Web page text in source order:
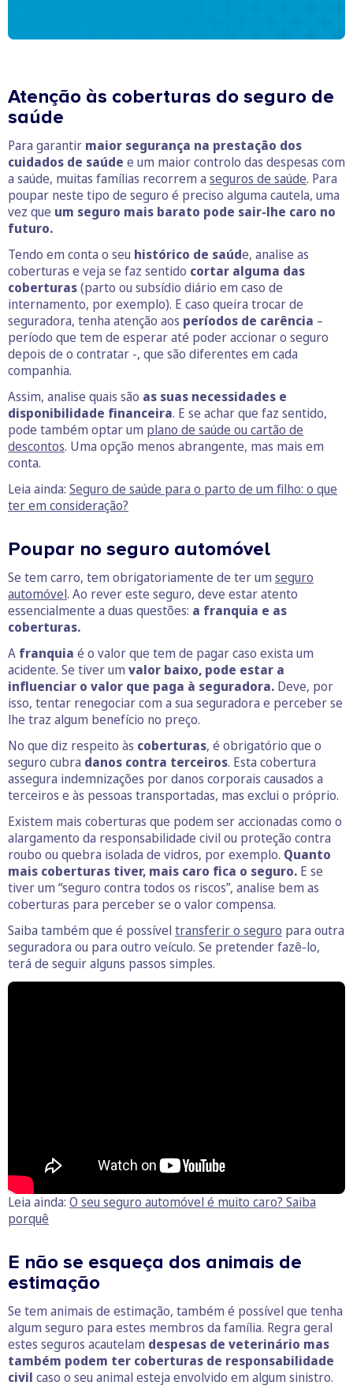
Atenção às coberturas do seguro de
saúde
Para garantir maior segurança na prestação dos
cuidados de saúde e um maior controlo das despesas com
a saúde, muitas famílias recorrem a seguros de saúde. Para
poupar neste tipo de seguro é preciso alguma cautela, uma
vez que um seguro mais barato pode sair-lhe caro no
futuro.
Tendo em conta o seu histórico de saúde, analise as
coberturas e veja se faz sentido cortar alguma das
coberturas(parto ou subsídio diário em caso de
internamento, por exemplo). E caso queira trocar de
seguradora, tenha atenção aos períodos de carência –
período que tem de esperar até poder accionar o seguro
depois de o contratar -, que são diferentes em cada
companhia.
Assim, analise quais são as suas necessidades e
disponibilidade financeira. E se achar que faz sentido,
pode também optar um plano de saúde ou cartão de
descontos. Uma opção menos abrangente, mas mais em
conta.
Leia ainda: Seguro de saúde para o parto de um filho: o que
ter em consideração?
Poupar no seguro automóvel
Se tem carro, tem obrigatoriamente de ter um seguro
automóvel. Ao rever este seguro, deve estar atento
essencialmente a duas questões: a franquia e as
coberturas.
A franquia é o valor que tem de pagar caso exista um
acidente. Se tiver um valor baixo, pode estar a
influenciar o valor que paga à seguradora. Deve, por
isso, tentar renegociar com a sua seguradora e perceber se
lhe traz algum benefício no preço.
No que diz respeito às coberturas, é obrigatório que o
seguro cubra danos contra terceiros. Esta cobertura
assegura indemnizações por danos corporais causados a
terceiros e às pessoas transportadas, mas exclui o próprio.
Existem mais coberturas que podem ser accionadas como o
alargamento da responsabilidade civil ou proteção contra
roubo ou quebra isolada de vidros, por exemplo. Quanto
mais coberturas tiver, mais caro fica o seguro. E se
tiver um “seguro contra todos os riscos”, analise bem as
coberturas para perceber se o valor compensa.
Saiba também que é possível transferir o seguro para outra
seguradora ou para outro veículo. Se pretender fazê-lo,
terá de seguir alguns passos simples.
Leia ainda: O seu seguro automóvel é muito caro? Saiba
porquê
E não se esqueça dos animais de
estimação
Se tem animais de estimação, também é possível que tenha
algum seguro para estes membros da família. Regra geral
estes seguros acautelam despesas de veterinário mas
também podem ter coberturas de responsabilidade
civil caso o seu animal esteja envolvido em algum sinistro.